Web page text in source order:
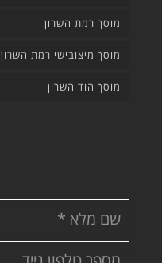
מוסך רמת השרון
מוסך מיצובישי רמת השרון
מוסך הוד השרון